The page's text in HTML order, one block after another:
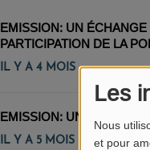
Les
Nous
et pour
EMISSION: UN
PARTICIPATION DE LA
IL Y A 4 MOIS
EMISSION: UN ÉCHANGE
IL Y A 5 MOIS